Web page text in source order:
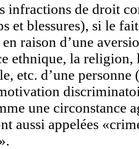
infractions de droit
et blessures), si le
raison d’une
ethnique, la religion,
etc. d’une personne
une circonstance
aussi appelées